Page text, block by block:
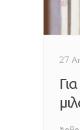
27